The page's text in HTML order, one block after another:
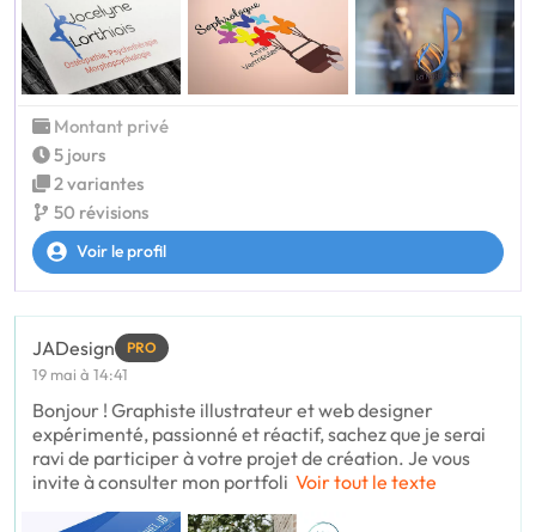
Montant privé
5 jours
2 variantes
50 révisions
Voir le profil
JADesign PRO
19 mai à 14:41
Bonjour ! Graphiste illustrateur et web designer
expérimenté, passionné et réactif, sachez que je serai
ravi de participer à votre projet de création. Je vous
invite à consulter mon portfoli Voir tout le texte